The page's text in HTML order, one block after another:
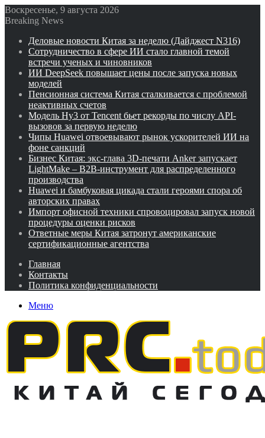
Воскресенье, 9 августа 2026
Breaking News
Деловые новости Китая за неделю (Дайджест N316)
Сотрудничество в сфере ИИ стало главной темой
встречи ученых и чиновников
ИИ DeepSeek повышает цены после запуска новых
моделей
Пенсионная система Китая сталкивается с проблемой
неактивных счетов
Модель Hy3 от Tencent бьет рекорды по числу API-
вызовов за первую неделю
Чипы Huawei отвоевывают рынок ускорителей ИИ на
фоне санкций
Бизнес Китая: экс-глава 3D-печати Anker запускает
LightMake – B2B-инструмент для распределенного
производства
Huawei и бамбуковая цикада стали героями спора об
авторских правах
Импорт офисной техники спровоцировал запуск новой
процедуры оценки рисков
Ответные меры Китая затронут американские
сертификационные агентства
Главная
Контакты
Политика конфиденциальности
Меню